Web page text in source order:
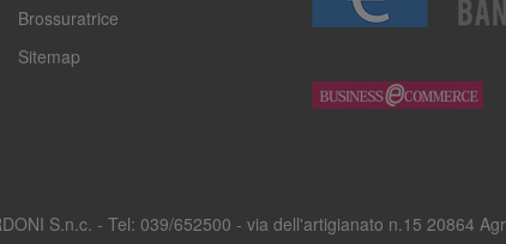
Brossuratrice
Sitemap
S.n.c. - Tel: 039/652500 - via dell'artigianato n.15 20864